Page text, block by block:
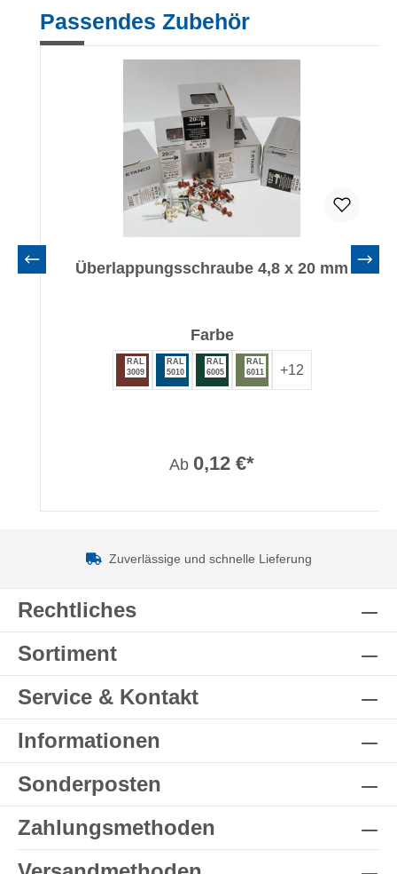
Produktgalerie überspringen
Passendes Zubehör
Überlappungsschraube 4,8 x 20 mm
Farbeauswählen
RAL
3009
RAL
5010
RAL
6005
RAL
6011
+12
Ab 0,12 €*
Zuverlässige und schnelle Lieferung
Rechtliches
Sortiment
Service & Kontakt
Informationen
Sonderposten
Zahlungsmethoden